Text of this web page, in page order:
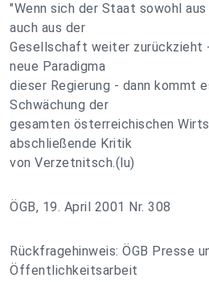
"Wenn sich der Staat sowohl
auch aus der
Gesellschaft weiter zurückzieht
neue Paradigma
dieser Regierung - dann kommt
Schwächung der
gesamten österreichischen
abschließende Kritik
von Verzetnitsch.(lu)
ÖGB, 19. April 2001 Nr. 308
Rückfragehinweis: ÖGB Presse
Öffentlichkeitsarbeit